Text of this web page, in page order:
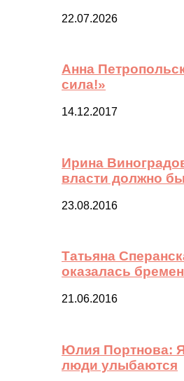
22.07.2026
Анна
сила!»
14.12.2017
Ирина
власти должно
23.08.2016
Татьяна
оказалась
21.06.2016
Юлия Портнова:
люди улыбаются